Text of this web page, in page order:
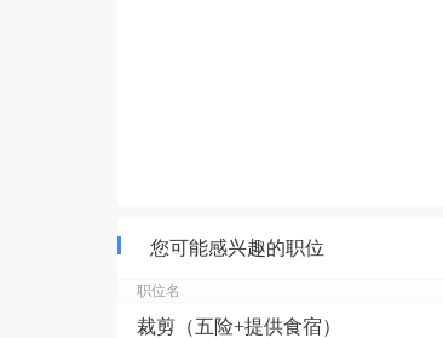
您可能感兴趣的职位
职位名
裁剪（五险+提供食宿）